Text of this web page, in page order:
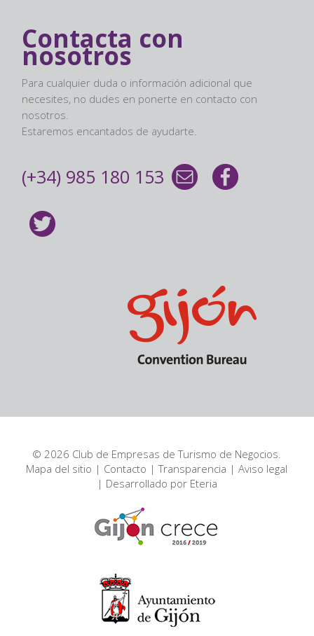
Contacta con
nosotros
Para cualquier duda o información adicional que
necesites, no dudes en ponerte en contacto con
nosotros.
Estaremos encantados de ayudarte.
(+34) 985 180 153
© 2026 Club de Empresas de Turismo de Negocios.
Mapa del sitio | Contacto |Transparencia |Aviso legal
| Desarrollado por Eteria